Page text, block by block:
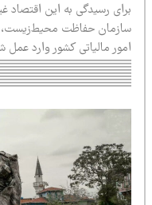
رسیدگی به این اقتصاد
حفاظت محیط‌زیست، باید
مالیاتی کشور وارد عمل شود